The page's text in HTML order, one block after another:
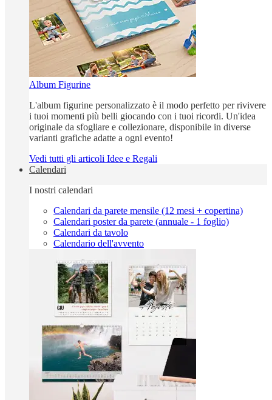
Album Figurine
L'album figurine personalizzato è il modo perfetto per rivivere
i tuoi momenti più belli giocando con i tuoi ricordi. Un'idea
originale da sfogliare e collezionare, disponibile in diverse
varianti grafiche adatte a ogni evento!
Vedi tutti gli articoli Idee e Regali
Calendari
I nostri calendari
Calendari da parete mensile (12 mesi + copertina)
Calendari poster da parete (annuale - 1 foglio)
Calendari da tavolo
Calendario dell'avvento